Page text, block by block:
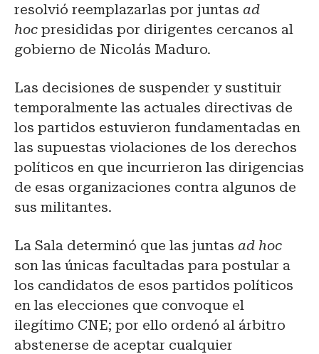
resolvió reemplazarlas por juntas ad
hoc presididas por dirigentes cercanos al
gobierno de Nicolás Maduro.
Las decisiones de suspender y sustituir
temporalmente las actuales directivas de
los partidos estuvieron fundamentadas en
las supuestas violaciones de los derechos
políticos en que incurrieron las dirigencias
de esas organizaciones contra algunos de
sus militantes.
La Sala determinó que las juntas ad hoc
son las únicas facultadas para postular a
los candidatos de esos partidos políticos
en las elecciones que convoque el
ilegítimo CNE; por ello ordenó al árbitro
abstenerse de aceptar cualquier